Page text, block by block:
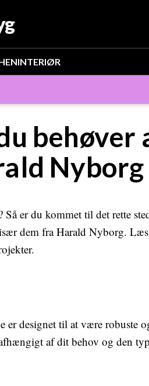
INTERIØR
behøver
Nyborg
er du kommet til det rette
dem fra Harald Nyborg.
er designet til at være robuste
af dit behov og den